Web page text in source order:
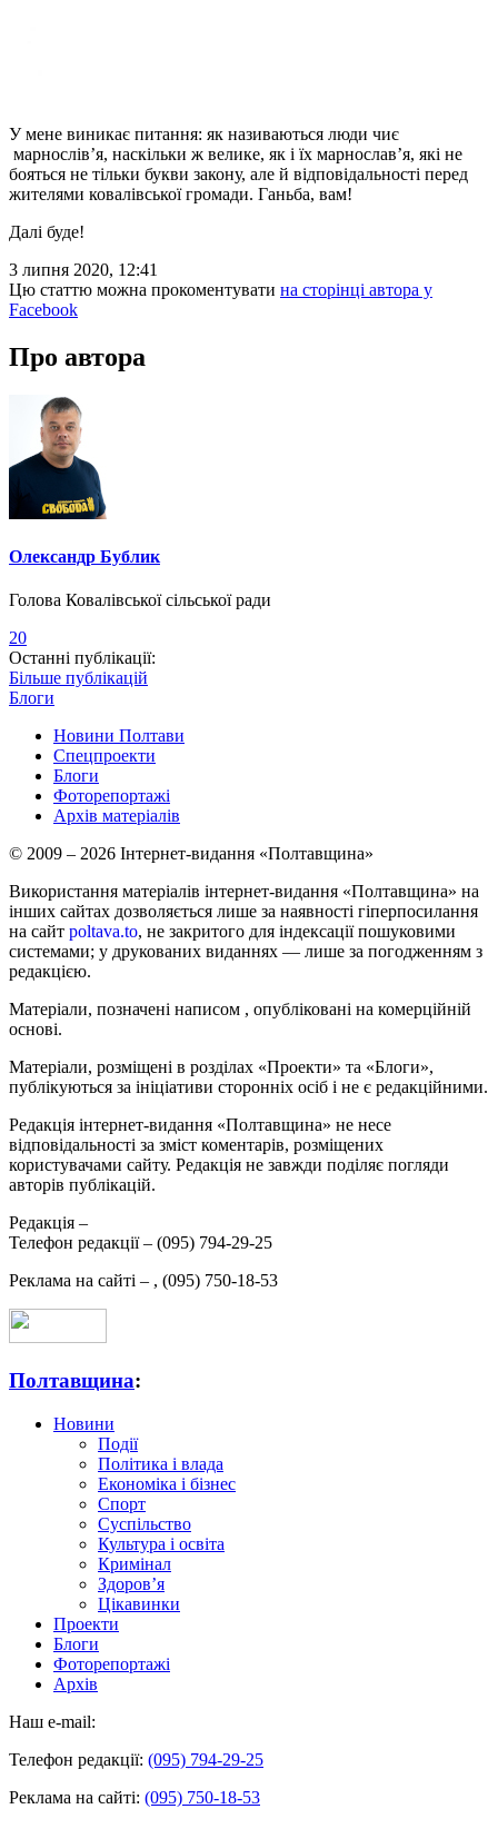
У мене виникає питання: як називаються люди чиє
марнослів’я, наскільки ж велике, як і їх марнослав’я, які не
бояться не тільки букви закону, але й відповідальності перед
жителями ковалівської громади. Ганьба, вам!
Далі буде!
3 липня 2020, 12:41
Цю статтю можна прокоментувати на сторінці автора у
Facebook
Про автора
Олександр Бублик
Голова Ковалівської сільської ради
20
Останні публікації:
Більше публікацій
Блоги
Новини Полтави
Спецпроекти
Блоги
Фоторепортажі
Архів матеріалів
© 2009 – 2026 Інтернет-видання «Полтавщина»
Використання матеріалів інтернет-видання «Полтавщина» на
інших сайтах дозволяється лише за наявності гіперпосилання
на сайт poltava.to, не закритого для індексації пошуковими
системами; у друкованих виданнях — лише за погодженням з
редакцією.
Матеріали, позначені написом , опубліковані на комерційній
основі.
Матеріали, розміщені в розділах «Проекти» та «Блоги»,
публікуються за ініціативи сторонніх осіб і не є редакційними.
Редакція інтернет-видання «Полтавщина» не несе
відповідальності за зміст коментарів, розміщених
користувачами сайту. Редакція не завжди поділяє погляди
авторів публікацій.
Редакція –
Телефон редакції – (095) 794-29-25
Реклама на сайті – , (095) 750-18-53
Полтавщина:
Новини
Події
Політика і влада
Економіка і бізнес
Спорт
Суспільство
Культура і освіта
Кримінал
Здоров’я
Цікавинки
Проекти
Блоги
Фоторепортажі
Архів
Наш e-mail:
Телефон редакції: (095) 794-29-25
Реклама на сайті: (095) 750-18-53